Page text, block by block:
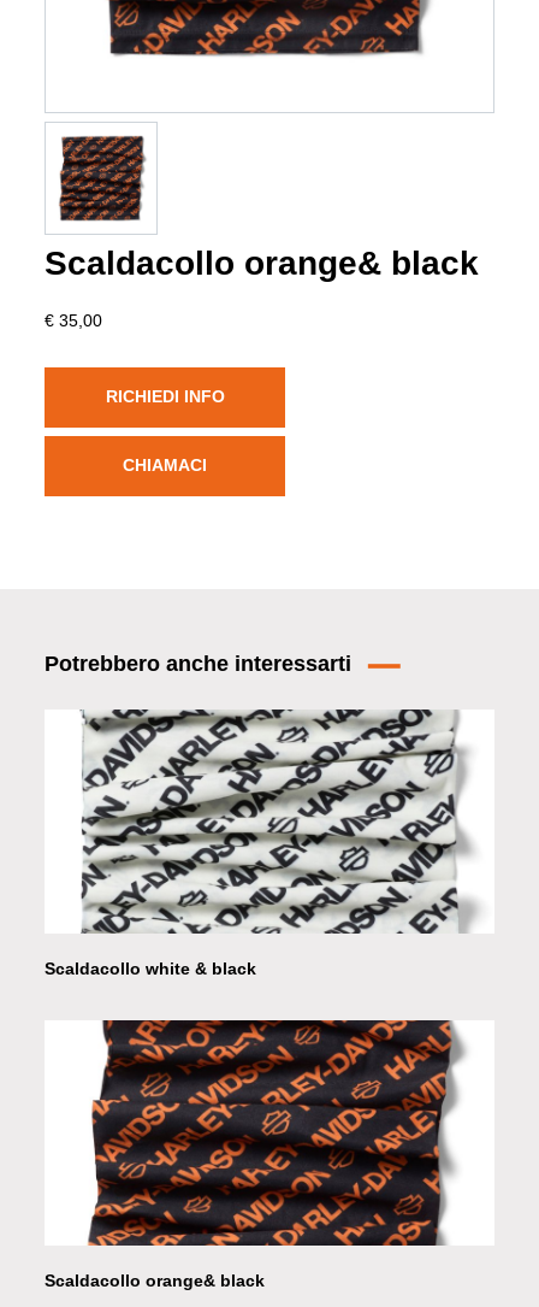
Scaldacollo orange& black
€ 35,00
RICHIEDI INFO
CHIAMACI
Potrebbero anche interessarti
Scaldacollo white & black
Scaldacollo orange& black